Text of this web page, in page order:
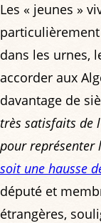
Les « jeunes »
dans les urnes,
accorder aux
davantage de
très satisfaits de
pour représenter
soit une hausse
député et
étrangères,